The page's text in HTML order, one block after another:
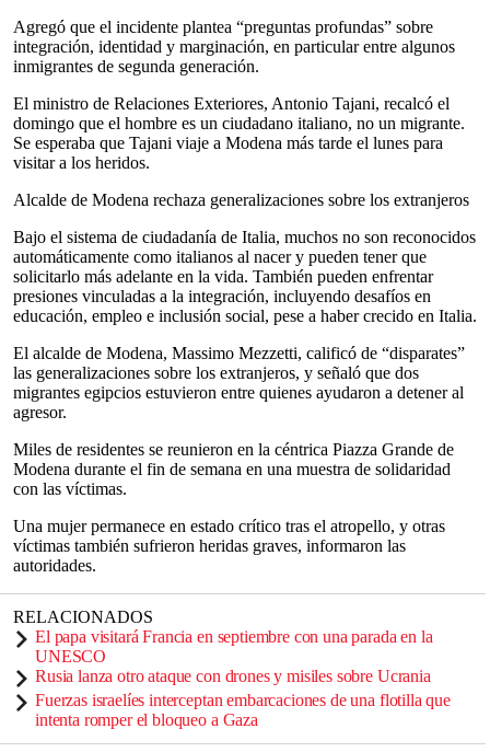
Agregó que el incidente plantea “preguntas profundas” sobre
integración, identidad y marginación, en particular entre algunos
inmigrantes de segunda generación.
El ministro de Relaciones Exteriores, Antonio Tajani, recalcó el
domingo que el hombre es un ciudadano italiano, no un migrante.
Se esperaba que Tajani viaje a Modena más tarde el lunes para
visitar a los heridos.
Alcalde de Modena rechaza generalizaciones sobre los extranjeros
Bajo el sistema de ciudadanía de Italia, muchos no son reconocidos
automáticamente como italianos al nacer y pueden tener que
solicitarlo más adelante en la vida. También pueden enfrentar
presiones vinculadas a la integración, incluyendo desafíos en
educación, empleo e inclusión social, pese a haber crecido en Italia.
El alcalde de Modena, Massimo Mezzetti, calificó de “disparates”
las generalizaciones sobre los extranjeros, y señaló que dos
migrantes egipcios estuvieron entre quienes ayudaron a detener al
agresor.
Miles de residentes se reunieron en la céntrica Piazza Grande de
Modena durante el fin de semana en una muestra de solidaridad
con las víctimas.
Una mujer permanece en estado crítico tras el atropello, y otras
víctimas también sufrieron heridas graves, informaron las
autoridades.
RELACIONADOS
El papa visitará Francia en septiembre con una parada en la
UNESCO
Rusia lanza otro ataque con drones y misiles sobre Ucrania
Fuerzas israelíes interceptan embarcaciones de una flotilla que
intenta romper el bloqueo a Gaza